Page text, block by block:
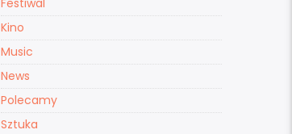
Festiwal
Kino
Music
News
Polecamy
Sztuka